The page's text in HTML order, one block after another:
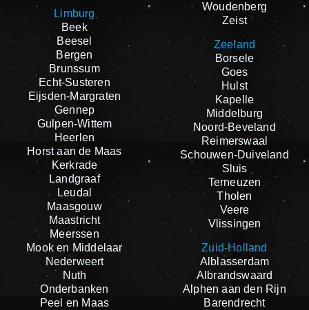
Limburg
Beek
Beesel
Bergen
Brunssum
Echt-Susteren
Eijsden-Margraten
Gennep
Gulpen-Wittem
Heerlen
Horst aan de Maas
Kerkrade
Landgraaf
Leudal
Maasgouw
Maastricht
Meerssen
Mook en Middelaar
Nederweert
Nuth
Onderbanken
Peel en Maas
Woudenberg
Zeist
Zeeland
Borsele
Goes
Hulst
Kapelle
Middelburg
Noord-Beveland
Reimerswaal
Schouwen-Duiveland
Sluis
Terneuzen
Tholen
Veere
Vlissingen
Zuid-Holland
Alblasserdam
Albrandswaard
Alphen aan den Rijn
Barendrecht